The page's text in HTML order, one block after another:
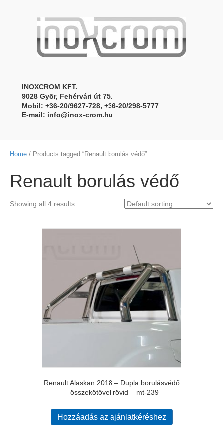
INOXCROM KFT.
9028 Gyõr, Fehérvári út 75.
Mobil: +36-20/9627-728, +36-20/298-5777
E-mail: info@inox-crom.hu
Home / Products tagged “Renault borulás védő”
Renault borulás védő
Showing all 4 results
Renault Alaskan 2018 – Dupla borulásvédő
– összekötővel rövid – mt-239
Hozzáadás az ajánlatkéréshez